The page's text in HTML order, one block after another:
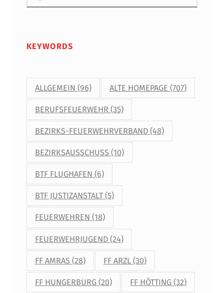
KEYWORDS
ALLGEMEIN (96) ALTE HOMEPAGE (707)
BERUFSFEUERWEHR (35)
BEZIRKS-FEUERWEHRVERBAND(48)
BEZIRKSAUSSCHUSS (10)
BTF FLUGHAFEN (6)
BTF JUSTIZANSTALT(5)
FEUERWEHREN (18)
FEUERWEHRJUGEND(24)
FF AMRAS (28) FF ARZL (30)
FF HUNGERBURG(20) FF HÖTTING (32)